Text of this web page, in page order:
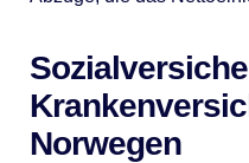
Norwegen